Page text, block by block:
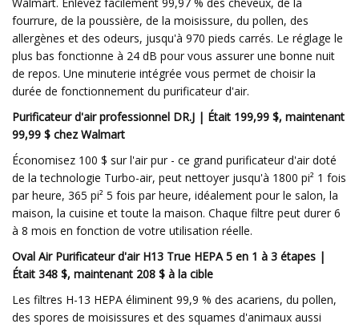
fourrure, de la poussière, de la moisissure, du pollen, des
allergènes et des odeurs, jusqu'à 970 pieds carrés. Le réglage le
plus bas fonctionne à 24 dB pour vous assurer une bonne nuit
de repos. Une minuterie intégrée vous permet de choisir la
durée de fonctionnement du purificateur d'air.
Purificateur d'air professionnel DR.J | Était 199,99 $, maintenant
99,99 $ chez Walmart
Économisez 100 $ sur l'air pur - ce grand purificateur d'air doté
de la technologie Turbo-air, peut nettoyer jusqu'à 1800 pi² 1 fois
par heure, 365 pi² 5 fois par heure, idéalement pour le salon, la
maison, la cuisine et toute la maison. Chaque filtre peut durer 6
à 8 mois en fonction de votre utilisation réelle.
Oval Air Purificateur d'air H13 True HEPA 5 en 1 à 3 étapes |
Était 348 $, maintenant 208 $ à la cible
Les filtres H-13 HEPA éliminent 99,9 % des acariens, du pollen,
des spores de moisissures et des squames d'animaux aussi